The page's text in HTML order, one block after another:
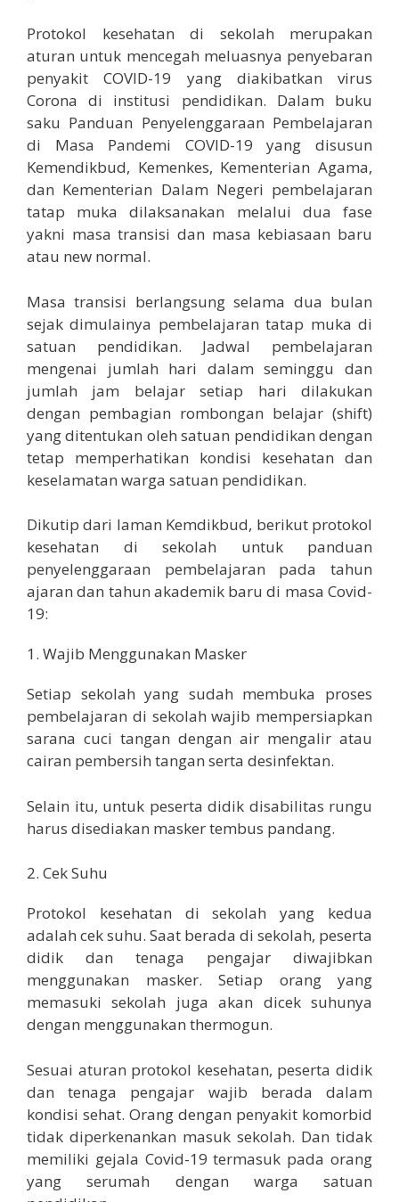
Protokol kesehatan di sekolah merupakan
aturan untuk mencegah meluasnya penyebaran
penyakit COVID-19 yang diakibatkan virus
Corona di institusi pendidikan. Dalam buku
saku Panduan Penyelenggaraan Pembelajaran
di Masa Pandemi COVID-19 yang disusun
Kemendikbud, Kemenkes, Kementerian Agama,
dan Kementerian Dalam Negeri pembelajaran
tatap muka dilaksanakan melalui dua fase
yakni masa transisi dan masa kebiasaan baru
atau new normal.
Masa transisi berlangsung selama dua bulan
sejak dimulainya pembelajaran tatap muka di
satuan pendidikan. Jadwal pembelajaran
mengenai jumlah hari dalam seminggu dan
jumlah jam belajar setiap hari dilakukan
dengan pembagian rombongan belajar (shift)
yang ditentukan oleh satuan pendidikan dengan
tetap memperhatikan kondisi kesehatan dan
keselamatan warga satuan pendidikan.
Dikutip dari laman Kemdikbud, berikut protokol
kesehatan di sekolah untuk panduan
penyelenggaraan pembelajaran pada tahun
ajaran dan tahun akademik baru di masa Covid-
19:
1. Wajib Menggunakan Masker
Setiap sekolah yang sudah membuka proses
pembelajaran di sekolah wajib mempersiapkan
sarana cuci tangan dengan air mengalir atau
cairan pembersih tangan serta desinfektan.
Selain itu, untuk peserta didik disabilitas rungu
harus disediakan masker tembus pandang.
2. Cek Suhu
Protokol kesehatan di sekolah yang kedua
adalah cek suhu. Saat berada di sekolah, peserta
didik dan tenaga pengajar diwajibkan
menggunakan masker. Setiap orang yang
memasuki sekolah juga akan dicek suhunya
dengan menggunakan thermogun.
Sesuai aturan protokol kesehatan, peserta didik
dan tenaga pengajar wajib berada dalam
kondisi sehat. Orang dengan penyakit komorbid
tidak diperkenankan masuk sekolah. Dan tidak
memiliki gejala Covid-19 termasuk pada orang
yang serumah dengan warga satuan